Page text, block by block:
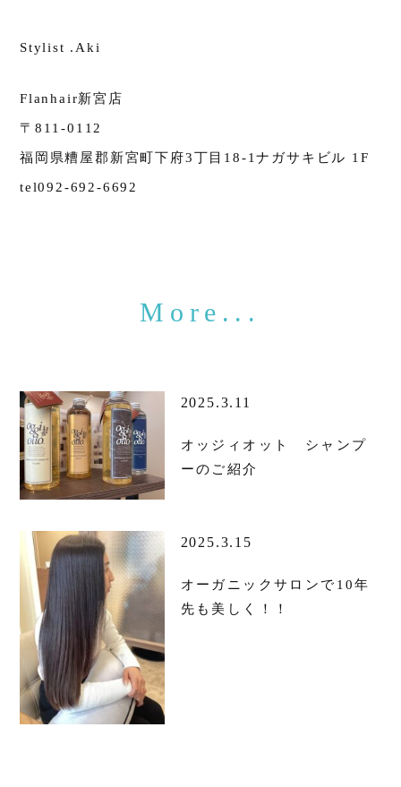
Stylist .Aki
Flanhair新宮店
〒811-0112
福岡県糟屋郡新宮町下府3丁目18-1ナガサキビル 1F
tel092-692-6692
2025.3.11
オッジィオット シャンプ
ーのご紹介
2025.3.15
オーガニックサロンで10年
先も美しく！！